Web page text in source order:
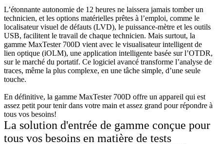
L’étonnante autonomie de 12 heures ne laissera jamais tomber un
technicien, et les options matérielles prêtes à l’emploi, comme le
localisateur visuel de défauts (LVD), le puissance-mètre et les outils
USB, facilitent le travail de chaque technicien. Mais surtout, la
gamme MaxTester 700D vient avec le visualisateur intelligent de
lien optique (iOLM), une application intelligente basée sur l’OTDR,
sur le marché du portatif. Ce logiciel avancé transforme l’analyse de
traces, même la plus complexe, en une tâche simple, d’une seule
touche.
En définitive, la gamme MaxTester 700D offre un appareil qui est
assez petit pour tenir dans votre main et assez grand pour répondre à
tous vos besoins!
La solution d'entrée de gamme conçue pour
tous vos besoins en matière de tests